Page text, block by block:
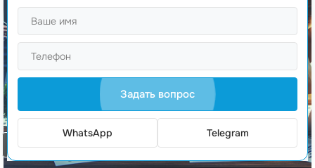
Задать вопрос
WhatsApp Telegram
Заказать звонок